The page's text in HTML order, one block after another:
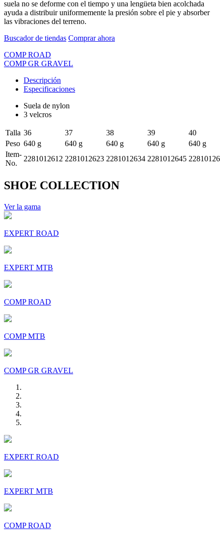
suela no se deforme con el tiempo y una lengüeta bien acolchada
ayuda a distribuir uniformemente la presión sobre el pie y absorber
las vibraciones del terreno.
Buscador de tiendas Comprar ahora
COMP ROAD
COMP GR GRAVEL
Descripción
Especificaciones
Suela de nylon
3 velcros
Talla 36 37 38 39
40
Peso 640 g 640 g 640 g 640 g
640 g
Item-
No.
2281012612 2281012623 2281012634 2281012645
SHOE COLLECTION
Ver la gama
EXPERT ROAD
EXPERT MTB
COMP ROAD
COMP MTB
COMP GR GRAVEL
EXPERT ROAD
EXPERT MTB
COMP ROAD